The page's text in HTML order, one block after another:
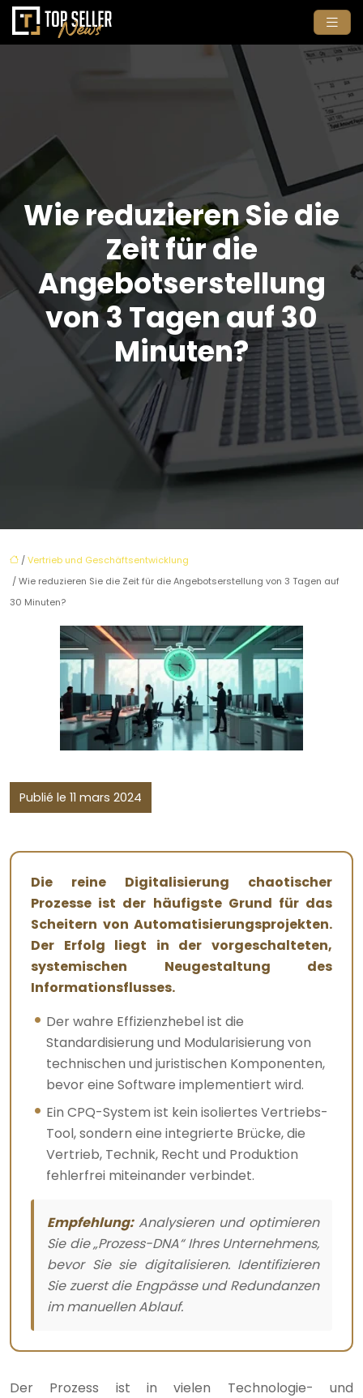
Wie reduzieren Sie die
Zeit für die
Angebotserstellung
von 3 Tagen auf 30
Minuten?
/Vertrieb und Geschäftsentwicklung
/ Wie reduzieren Sie die Zeit für die Angebotserstellung von 3 Tagen auf
30 Minuten?
Publié le 11 mars 2024
Die reine Digitalisierung chaotischer
Prozesse ist der häufigste Grund für das
Scheitern von Automatisierungsprojekten.
Der Erfolg liegt in der vorgeschalteten,
systemischen Neugestaltung des
Informationsflusses.
Der wahre Effizienzhebel ist die
Standardisierung und Modularisierung von
technischen und juristischen Komponenten,
bevor eine Software implementiert wird.
Ein CPQ-System ist kein isoliertes Vertriebs-
Tool, sondern eine integrierte Brücke, die
Vertrieb, Technik, Recht und Produktion
fehlerfrei miteinander verbindet.
Empfehlung:Analysieren und optimieren
Sie die „Prozess-DNA“ Ihres Unternehmens,
bevor Sie sie digitalisieren. Identifizieren
Sie zuerst die Engpässe und Redundanzen
im manuellen Ablauf.
Der Prozess ist in vielen Technologie- und